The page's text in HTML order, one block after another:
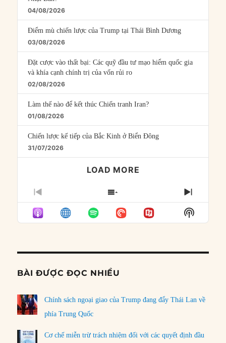
04/08/2026
Điểm mù chiến lược của Trump tại Thái Bình Dương
03/08/2026
Đặt cược vào thất bại: Các quỹ đầu tư mạo hiểm quốc gia
và khía cạnh chính trị của vốn rủi ro
02/08/2026
Làm thế nào để kết thúc Chiến tranh Iran?
01/08/2026
Chiến lược kế tiếp của Bắc Kinh ở Biển Đông
31/07/2026
LOAD MORE
PREVIOUS
EPISODE
SHOW
EPISODES
LIST
NEXT
Show
Podcast
BÀI ĐƯỢC ĐỌC NHIỀU
Chính sách ngoại giao của Trump đang đẩy Thái Lan về
phía Trung Quốc
Cơ chế miễn trừ trách nhiệm đối với các quyết định đầu